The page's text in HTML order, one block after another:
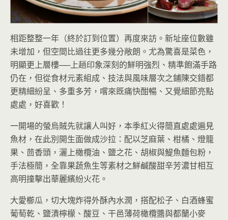
相距整整一年（終於訂到位置）再度來訪。新址座位數雖
未增加，但空間比過往更多幾分敞朗。尤為驚喜是菜色，
明顯更上層樓──上趟印象深刻的鮮明強烈、精準飽滿手路
仍在，但從食材元素組成、技法與風味層次之鋪陳交錯都
更精細紛呈、多重多芳，嚐來既痛快酣暢、又覺細節亮點
處處，好喜歡！
一開場的螢烏賊先就讓人叫好，本季紅火得簡直處處遍見
魚材，在此別開生面做成沙拉：配以芝麻葉、柑橘、燈籠
果、茴香頭，灑上橄欖油、鹽之花、胡椒與鯷魚麵包粉，
手法極簡，全靠果蔬魚生等素材之鮮鹹酸甜辛芳濃甘相互
高明撞擊出華麗繽紛火花。
大愛櫛瓜，切大塊炸得外酥內水潤，搭配松子、白酒蜂蜜
葡萄乾、鹽漬檸檬、酸豆、干邑薄荷橄欖醬與都蘭小麥